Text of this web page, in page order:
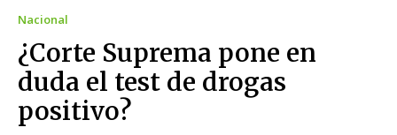
Nacional
¿Corte Suprema pone en
duda el test de drogas
positivo?